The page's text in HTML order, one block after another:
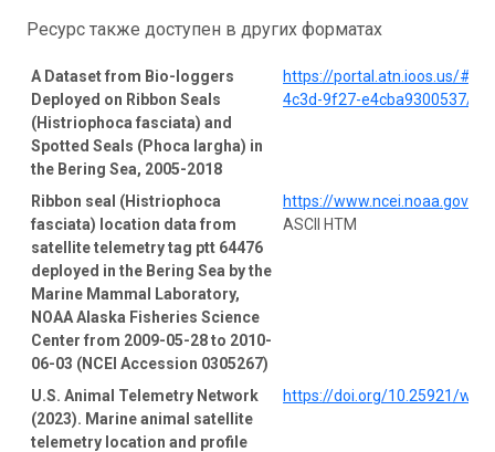
Ресурс также доступен в других форматах
A Dataset from Bio-loggers
Deployed on Ribbon Seals
(Histriophoca fasciata) and
Spotted Seals (Phoca largha) in
the Bering Sea, 2005-2018
https://portal.atn.ioos.us/
4c3d-9f27-e4cba9300537/
Ribbon seal (Histriophoca
fasciata) location data from
satellite telemetry tag ptt 64476
deployed in the Bering Sea by the
Marine Mammal Laboratory,
NOAA Alaska Fisheries Science
Center from 2009-05-28 to 2010-
06-03 (NCEI Accession 0305267)
https://www.ncei.noaa.gov/
ASCII HTM
U.S. Animal Telemetry Network
(2023). Marine animal satellite
telemetry location and profile
https://doi.org/10.25921/